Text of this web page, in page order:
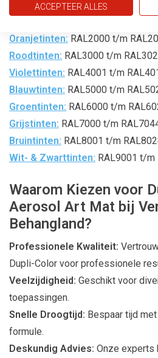
Oranjetinten: RAL2000 t/m
Roodtinten: RAL3000 t/m
Violettinten: RAL4001 t/m
Blauwtinten: RAL5000 t/m
Groentinten: RAL6000 t/m
Grijstinten: RAL7000 t/m
Bruintinten: RAL8001 t/m
Wit- & Zwarttinten: RAL9001 t/m
Waarom Kiezen voor
Aerosol Art Mat bij
Behangland?
Professionele Kwaliteit:
Dupli-Color voor professionele
Veelzijdigheid: Geschikt voor
toepassingen.
Snelle Droogtijd: Bespaar tijd
formule.
Deskundig Advies: Onze experts
ACCEPTEER ALLES